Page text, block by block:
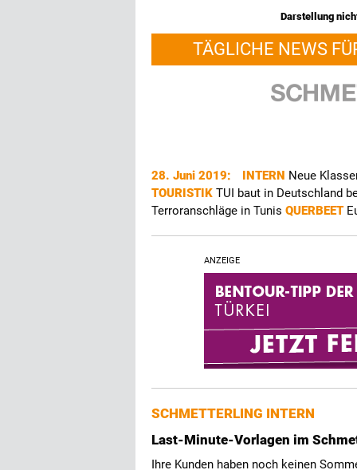
Darstellung
TÄGLICHE NEWS
28. Juni 2019: INTERN Neue
TOURISTIK TUI baut in Deutschland
Terroranschläge in Tunis QUERBEET
ANZEIGE
SCHMETTERLING INTERN
Last-Minute-Vorlagen im
Ihre Kunden haben noch keinen